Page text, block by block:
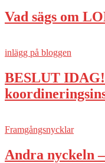
Vad sägs om
inlägg på bloggen
BESLUT
Framgångsnycklar
Andra nyckeln